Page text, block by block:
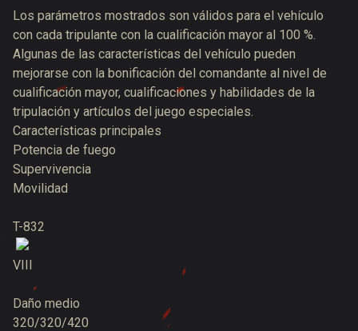
Los parámetros mostrados son válidos para el vehículo
con cada tripulante con la cualificación mayor al 100 %.
Algunas de las características del vehículo pueden
mejorarse con la bonificación del comandante al nivel de
cualificación mayor, cualificaciones y habilidades de la
tripulación y artículos del juego especiales.
Características principales
Potencia de fuego
Supervivencia
Movilidad
T-832
VIII
Daño medio
320/320/420